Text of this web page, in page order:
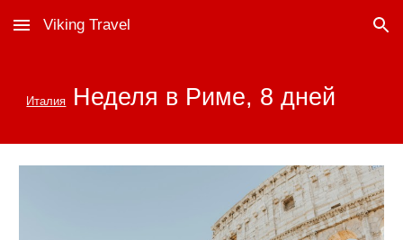
Skip to main content Skip to navigation
Viking Travel
Италия Неделя в Риме, 8 дней